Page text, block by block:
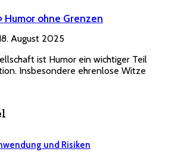
Humor ohne Grenzen
August 2025
ist Humor ein wichtiger Teil
Insbesondere ehrenlose Witze
und Risiken